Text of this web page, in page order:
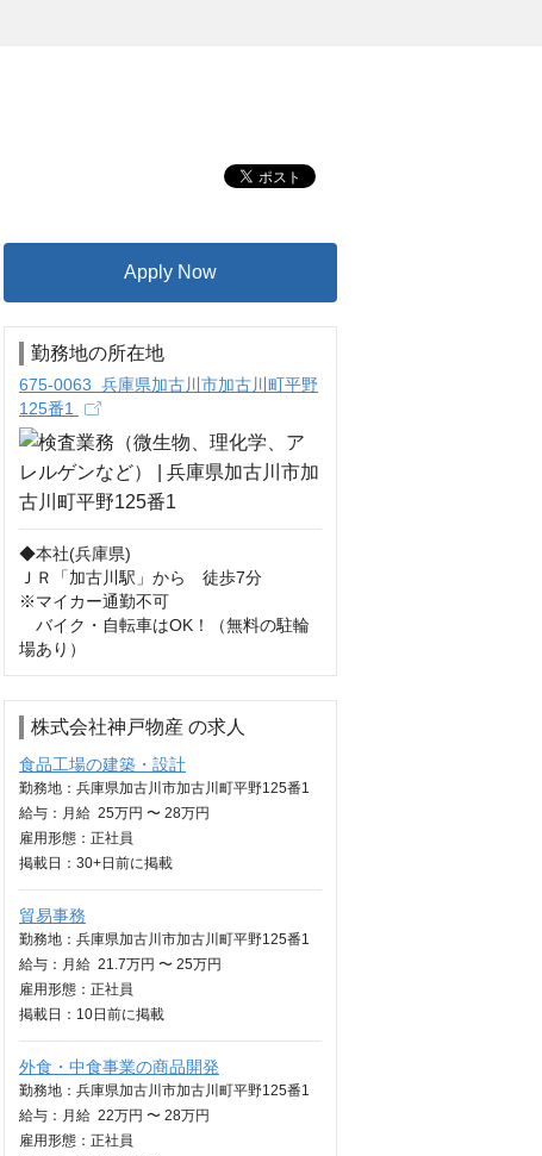
Apply Now
勤務地の所在地
675-0063 兵庫県加古川市加古川町平野
125番1
◆本社(兵庫県)
ＪＲ「加古川駅」から　徒歩7分
※マイカー通勤不可
バイク・自転車はOK！（無料の駐輪
場あり）
株式会社神戸物産 の求人
食品工場の建築・設計
勤務地：兵庫県加古川市加古川町平野125番1
給与： 月給 25万円 〜 28万円
雇用形態：正社員
掲載日： 30+日 前に掲載
貿易事務
勤務地：兵庫県加古川市加古川町平野125番1
給与： 月給 21.7万円 〜 25万円
雇用形態：正社員
掲載日： 10日 前に掲載
外食・中食事業の商品開発
勤務地：兵庫県加古川市加古川町平野125番1
給与： 月給 22万円 〜 28万円
雇用形態：正社員